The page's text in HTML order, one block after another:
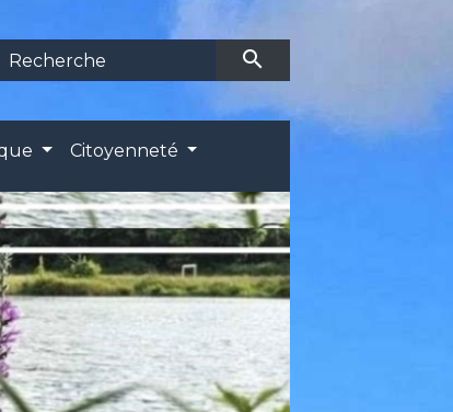
search
Citoyenneté